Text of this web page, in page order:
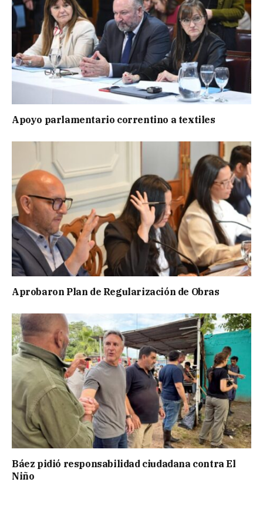
Apoyo parlamentario correntino a textiles
Aprobaron Plan de Regularización de Obras
Báez pidió responsabilidad ciudadana contra El
Niño